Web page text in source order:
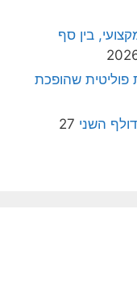
בין סף
פוליטית שהופכת
השני 27